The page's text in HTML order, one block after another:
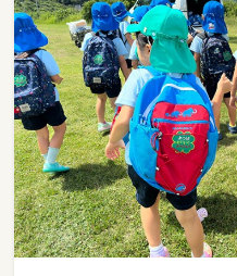
ムで声を掛け合
を楽しく届けて